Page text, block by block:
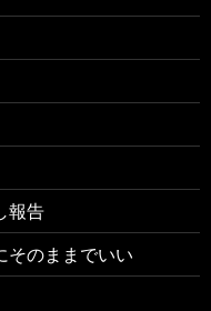
報告
そのままでいい